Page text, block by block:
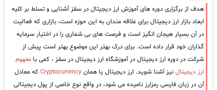
هدف از برگزاری دوره های آموزش ارز دیجیتال در سقز آشنایی و تسلط بر کلیه
ابعاد بازار ارز دیجیتال برای علاقه مندان به این حوزه است، بازاری که فعالیت
در آن بسیار هیجان انگیز است و فرصت های بی شماری را در اختیار سرمایه
گذاران خود قرار داده است. برای درک بهتر این موضوع بهتر است پیش از
شرکت در دوره ارز دیجیتال در آموزشگاه ارز دیجیتال در سقز ، کمی با مفهوم
ارز دیجیتال نیز آشنا شوید. ارز دیجیتال یا همان Cryptocurrency که معادل
آن در زبان فارسی رمزارز نامیده می شود، در واقع نوع خاصی از پول دیجیتالی